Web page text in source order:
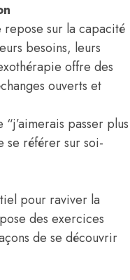
sur la capacité
besoins, leurs
offre des
ouverts et
passer plus
se référer sur soi-
pour raviver la
des exercices
de se découvrir